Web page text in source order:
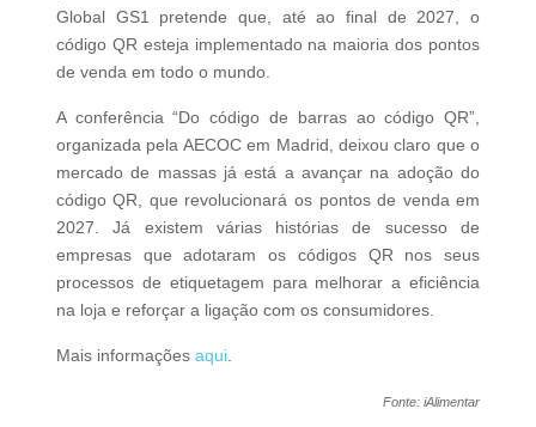
Global GS1 pretende que, até ao final de 2027, o
código QR esteja implementado na maioria dos pontos
de venda em todo o mundo.
A conferência “Do código de barras ao código QR”,
organizada pela AECOC em Madrid, deixou claro que o
mercado de massas já está a avançar na adoção do
código QR, que revolucionará os pontos de venda em
2027. Já existem várias histórias de sucesso de
empresas que adotaram os códigos QR nos seus
processos de etiquetagem para melhorar a eficiência
na loja e reforçar a ligação com os consumidores.
Mais informações aqui.
Fonte: iAlimentar